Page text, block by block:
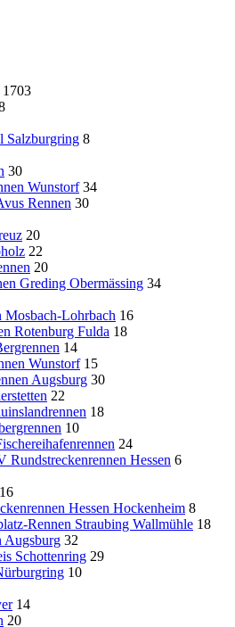
1703
Salzburgring 8
30
Wunstorf 34
Rennen 30
20
22
20
Greding Obermässing 34
Mosbach-Lohrbach 16
Rotenburg Fulda 18
14
Wunstorf 15
Augsburg 30
22
18
10
24
Rundstreckenrennen Hessen 6
16
Hessen Hockenheim 8
Rennen Straubing Wallmühle 18
Augsburg 32
Schottenring 29
10
14
20